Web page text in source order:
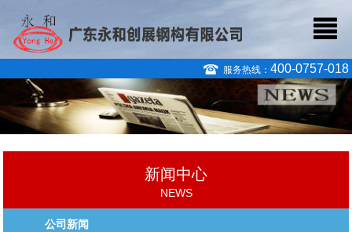
服务热线： 400-0757-018
新闻中心
NEWS
公司新闻